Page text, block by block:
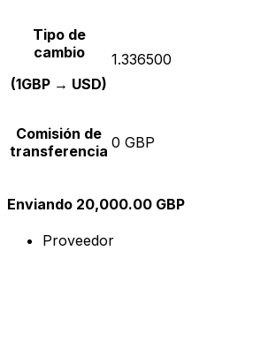
Tipo de
cambio
(1GBP → USD)
1.336500
Comisión de
transferencia 0 GBP
Enviando 20,000.00 GBP
Proveedor